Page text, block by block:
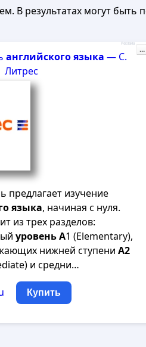
В результатах могут быть
английскогоязыка — С.
предлагает изучение
языка, начиная с нуля.
из трех разделов:
уровеньА1 (Elementary),
нижней ступени А2
и средни…
Купить
Реклама
...